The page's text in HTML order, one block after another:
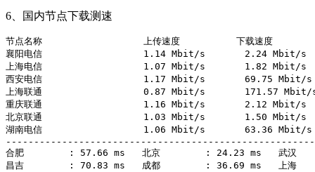
6、国内节点下载测速
节点名称                  上传速度          下载速度
襄阳电信                  1.14 Mbit/s       2.24 Mbit/s
上海电信                  1.07 Mbit/s       1.82 Mbit/s
西安电信                  1.17 Mbit/s       69.75 Mbit/
上海联通                  0.87 Mbit/s       171.57
重庆联通                  1.16 Mbit/s       2.12 Mbit/s
北京联通                  1.03 Mbit/s       1.50 Mbit/s
湖南电信                  1.06 Mbit/s       63.36 Mbit/
合肥        : 57.66 ms   北京        : 24.23 ms   武
昌吉        : 70.83 ms   成都        : 36.69 ms   上